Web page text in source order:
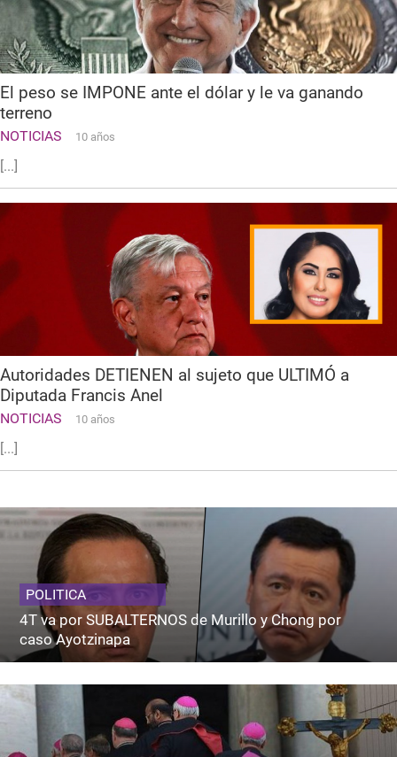
El peso se IMPONE ante el dólar y le va ganando
terreno
NOTICIAS 10 años
[...]
Autoridades DETIENEN al sujeto que ULTIMÓ a
Diputada Francis Anel
NOTICIAS 10 años
[...]
POLITICA
4T va por SUBALTERNOS de Murillo y Chong por
caso Ayotzinapa